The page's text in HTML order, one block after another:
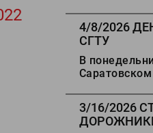
СГТУ имени
4/8/2026
СГТУ
В
Гагарина
3/16/2026